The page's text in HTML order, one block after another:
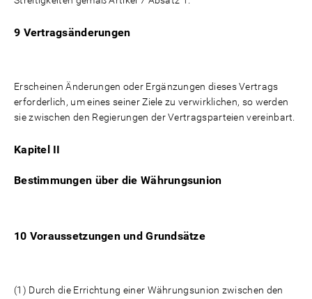
9 Vertragsänderungen
Erscheinen Änderungen oder Ergänzungen dieses Vertrags
erforderlich, um eines seiner Ziele zu verwirklichen, so werden
sie zwischen den Regierungen der Vertragsparteien vereinbart.
Kapitel II
Bestimmungen über die Währungsunion
10 Voraussetzungen und Grundsätze
(1) Durch die Errichtung einer Währungsunion zwischen den